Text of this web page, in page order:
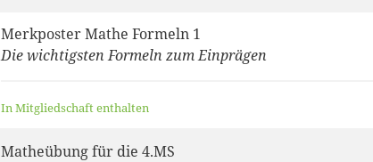
Merkposter Mathe Formeln 1
Die wichtigsten Formeln zum Einprägen
In Mitgliedschaft enthalten
Matheübung für die 4.MS